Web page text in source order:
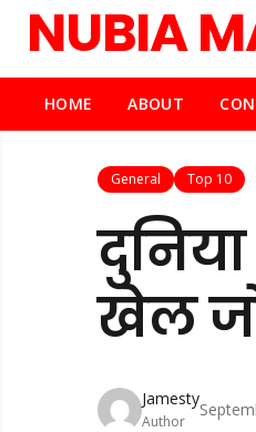
NUBIA
HOME ABOUT
General Top 10
खेल
Jamesty
Author